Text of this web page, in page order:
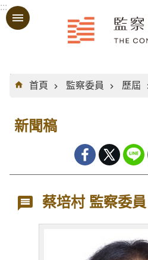
跳到主要內容區塊
:::
:::
首頁
監察委員 歷屆
新聞稿
蔡培村 監察委員